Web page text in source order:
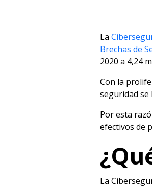
La
Brechas de
2020 a 4,24
Con la
seguridad se
Por esta
efectivos de
La